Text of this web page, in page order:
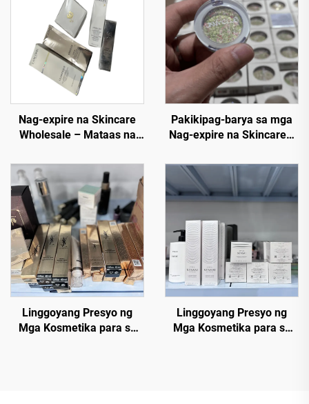
Nag-expire na Skincare
Wholesale – Mataas na
Bawas na Presyo para sa
E-commerce at mga Spa
Pakikipag-barya sa mga
Nag-expire na Skincare—
Kosmetiko ，50+ Trending
na Kulay sa Bulk
Linggoyang Presyo ng
Mga Kosmetika para sa
Linggoyang Presyo ng
Mga Kosmetika para sa